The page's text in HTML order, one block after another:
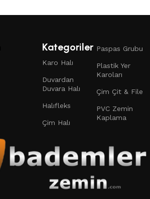
Kategoriler
Karo Halı
Duvardan
Duvara Halı
Halıfleks
Çim Halı
Paspas Grubu
Plastik Yer
Karoları
Çim Çit & File
PVC Zemin
Kaplama